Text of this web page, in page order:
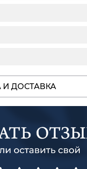
И ДОСТАВКА